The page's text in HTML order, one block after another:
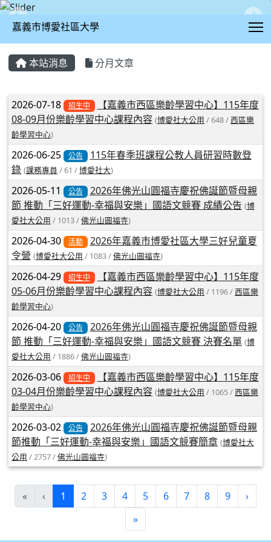
嘉義市博愛社區大學
本站消息 分月文章
文章列表
2026-07-18 招生中
【嘉義市西區樂齡學習中心】115年度
08-09月份樂齡學習中心課程內容 (博愛社大公用 / 648 /西區樂
齡學習中心)
2026-06-25 公告
115年春季班課程公教人員研習時數登
錄 (課務專員 / 61 /博愛社大)
2026-05-11 公告
2026年佛光山圓福寺慶祝佛誕節暨母親
節 推動「三好運動-幸福與安樂」國語文競賽 成績公告 (博
愛社大公用 / 1013 /佛光山圓福寺)
2026-04-30 活動
2026年嘉義市博愛社區大學三好兒童夏
令營 (博愛社大公用 / 1083 /佛光山圓福寺)
2026-04-29 招生中
【嘉義市西區樂齡學習中心】115年度
05-06月份樂齡學習中心課程內容 (博愛社大公用 / 1196 /西區樂
齡學習中心)
2026-04-20 公告
2026年佛光山圓福寺慶祝佛誕節暨母親
節 推動「三好運動-幸福與安樂」國語文競賽 決賽名單 (博
愛社大公用 / 1886 /佛光山圓福寺)
2026-03-06 招生中
【嘉義市西區樂齡學習中心】115年度
03-04月份樂齡學習中心課程內容 (博愛社大公用 / 1065 /西區樂
齡學習中心)
2026-03-02 公告
2026年佛光山圓福寺慶祝佛誕節暨母親
節推動「三好運動-幸福與安樂」國語文競賽簡章 (博愛社大
公用 / 2757 /佛光山圓福寺)
« ‹ 1 (current)
2 3 4 5 6 7 8 9
›
»